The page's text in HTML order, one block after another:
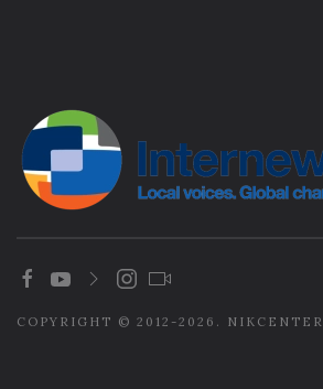
COPYRIGHT © 2012-2026. NIKCENTER